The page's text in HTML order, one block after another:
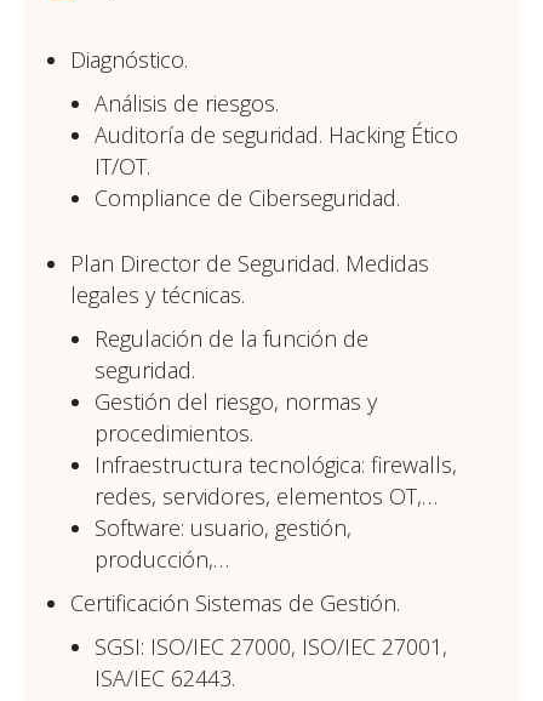
Diagnóstico.
Análisis de riesgos.
Auditoría de seguridad. Hacking Ético
IT/OT.
Compliance de Ciberseguridad.
Plan Director de Seguridad. Medidas
legales y técnicas.
Regulación de la función de
seguridad.
Gestión del riesgo, normas y
procedimientos.
Infraestructura tecnológica: firewalls,
redes, servidores, elementos OT,…
Software: usuario, gestión,
producción,…
Certificación Sistemas de Gestión.
SGSI: ISO/IEC 27000, ISO/IEC 27001,
ISA/IEC 62443.